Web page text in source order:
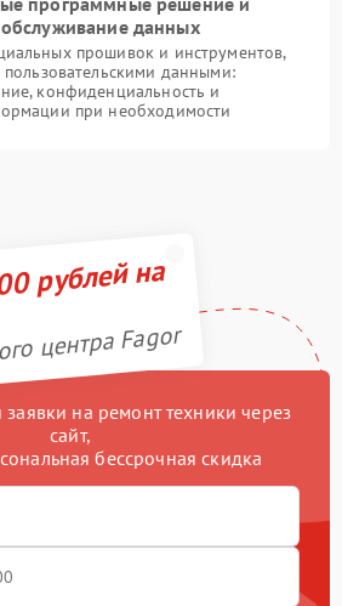
данных
прошивок и инструментов,
пользовательскими данными:
конфиденциальность и
при необходимости
рублей на
центра Fagor
на ремонт техники через
сайт,
бессрочная скидка